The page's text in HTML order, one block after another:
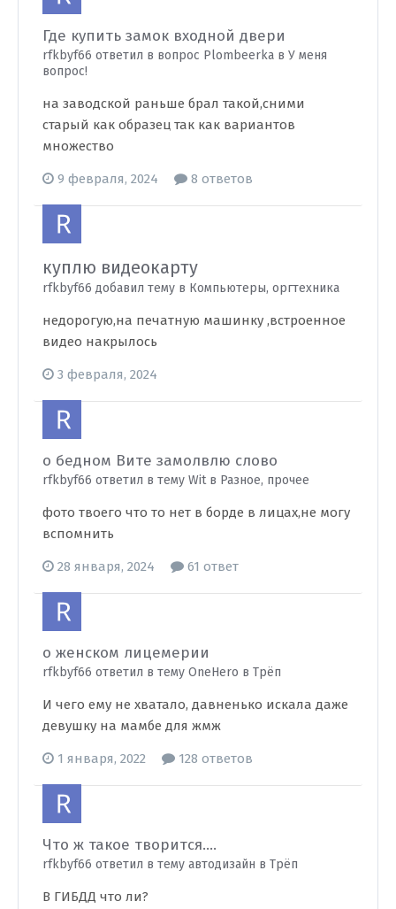
Где купить замок входной двери
rfkbyf66 ответил в вопрос Plombeerka в У меня
вопрос!
на заводской раньше брал такой,сними
старый как образец так как вариантов
множество
9 февраля, 2024 8 ответов
куплю видеокарту
rfkbyf66 добавил тему в Компьютеры, оргтехника
недорогую,на печатную машинку ,встроенное
видео накрылось
3 февраля, 2024
о бедном Вите замолвлю слово
rfkbyf66 ответил в тему Wit в Разное, прочее
фото твоего что то нет в борде в лицах,не могу
вспомнить
28 января, 2024 61 ответ
о женском лицемерии
rfkbyf66 ответил в тему OneHero в Трёп
И чего ему не хватало, давненько искала даже
девушку на мамбе для жмж
1 января, 2022 128 ответов
Что ж такое творится....
rfkbyf66 ответил в тему автодизайн в Трёп
В ГИБДД что ли?